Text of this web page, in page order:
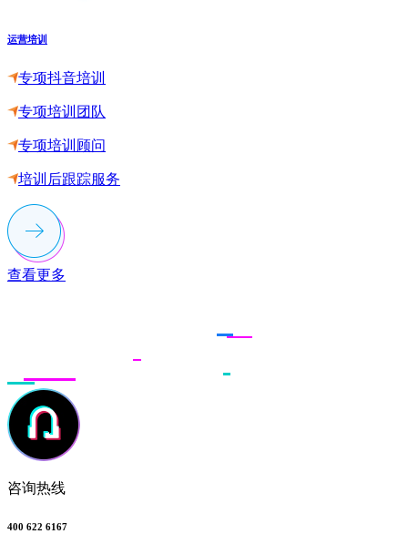
运营培训
专项抖音培训
专项培训团队
专项培训顾问
培训后跟踪服务
查看更多
咨询热线
400 622 6167